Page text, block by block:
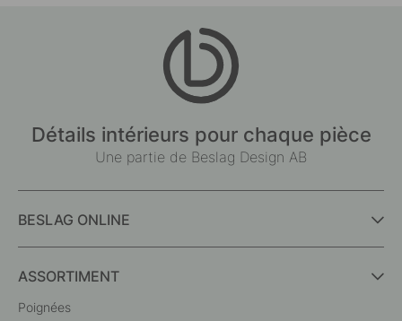
Détails intérieurs pour chaque pièce
Une partie de Beslag Design AB
BESLAG ONLINE
ASSORTIMENT
Poignées